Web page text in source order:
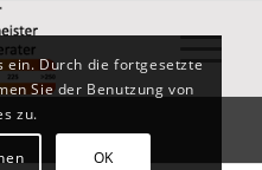
ein. Durch die fortgesetzte
Sie der Benutzung von
zu.
OK